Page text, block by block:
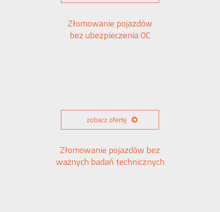
Złomowanie pojazdów
bez ubezpieczenia OC
zobacz ofertę
Złomowanie pojazdów bez
ważnych badań technicznych